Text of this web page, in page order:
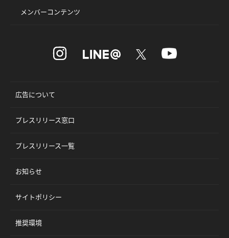
メンバーコンテンツ
広告について
プレスリリース窓口
プレスリリース一覧
お知らせ
サイトポリシー
推奨環境